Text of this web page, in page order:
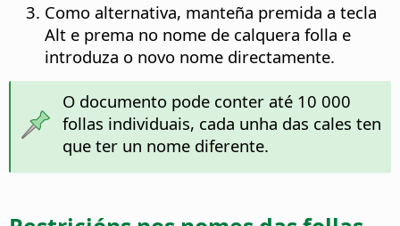
Como alternativa, manteña premida a tecla
Alt e prema no nome de calquera folla e
introduza o novo nome directamente.
O documento pode conter até 10 000
follas individuais, cada unha das cales ten
que ter un nome diferente.